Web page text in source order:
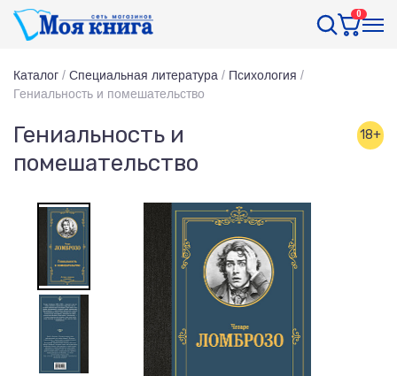
0
Каталог / Специальная литература / Психология /
Гениальность и помешательство
Гениальность и
помешательство
18+